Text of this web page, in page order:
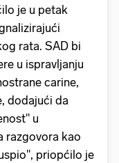
je u petak
rata. SAD bi
u ispravljanju
carine,
dodajući da
u
razgovora kao
priopćilo je